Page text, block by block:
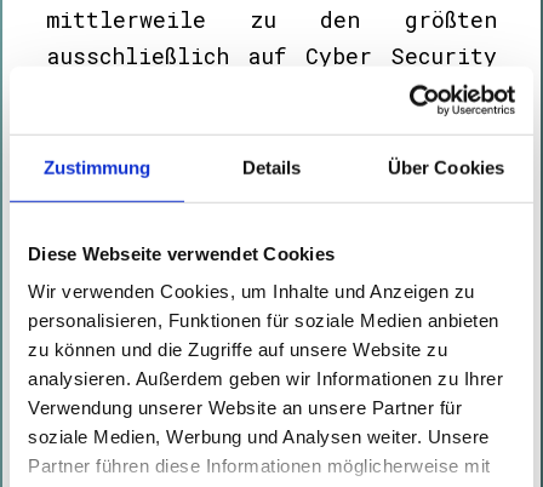
Zustimmung Details Über Cookies
Diese Webseite verwendet Cookies
Wir verwenden Cookies, um Inhalte und Anzeigen zu
personalisieren, Funktionen für soziale Medien anbieten
zu können und die Zugriffe auf unsere Website zu
analysieren. Außerdem geben wir Informationen zu Ihrer
Verwendung unserer Website an unsere Partner für
soziale Medien, Werbung und Analysen weiter. Unsere
Partner führen diese Informationen möglicherweise mit
mittlerweile zu den größten
ausschließlich auf Cyber Security
spezialisierten österreichischen
Beratungsunternehmen und wickelt
aktuell mehr als 200 Projekte
jährlich ab. In den letzten
kritischer Schwachstellen in
Produkten und Diensten bekannter
Organisationen in nationalen
sowie internationalen Medien auf
sich aufmerksam gemacht.